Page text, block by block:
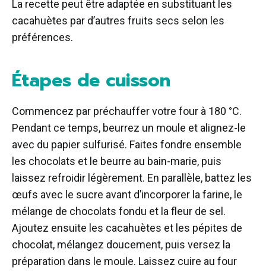
La recette peut être adaptée en substituant les
cacahuètes par d’autres fruits secs selon les
préférences.
Étapes de cuisson
Commencez par préchauffer votre four à 180 °C.
Pendant ce temps, beurrez un moule et alignez-le
avec du papier sulfurisé. Faites fondre ensemble
les chocolats et le beurre au bain-marie, puis
laissez refroidir légèrement. En parallèle, battez les
œufs avec le sucre avant d’incorporer la farine, le
mélange de chocolats fondu et la fleur de sel.
Ajoutez ensuite les cacahuètes et les pépites de
chocolat, mélangez doucement, puis versez la
préparation dans le moule. Laissez cuire au four